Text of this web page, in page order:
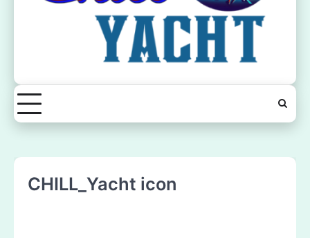
CHILL_Yacht icon